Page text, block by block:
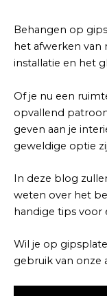
Behangen op
het afwerken van
installatie en het
Of je nu een
opvallend
geven aan je
geweldige optie
In deze blog
weten over het
handige tips voor
Wil je op
gebruik van onze